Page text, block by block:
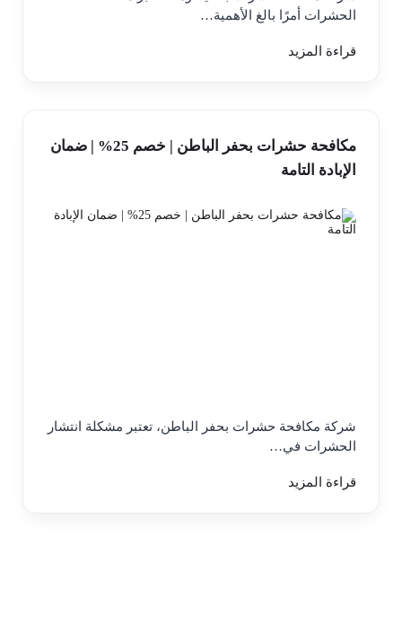
الحشرات أمرًا بالغ الأهمية…
قراءة المزيد
مكافحة حشرات بحفر الباطن | خصم 25% | ضمان
الإبادة التامة
شركة مكافحة حشرات بحفر الباطن، تعتبر مشكلة انتشار
الحشرات في…
قراءة المزيد